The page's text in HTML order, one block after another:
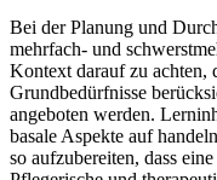
Bei der Planung und
mehrfach- und
Kontext darauf zu achten,
Grundbedürfnisse
angeboten werden.
basale Aspekte auf
so aufzubereiten, dass